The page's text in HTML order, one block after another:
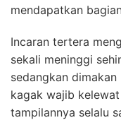
mendapatkan
Incaran tertera
sekali meninggi
sedangkan
kagak wajib
tampilannya selalu